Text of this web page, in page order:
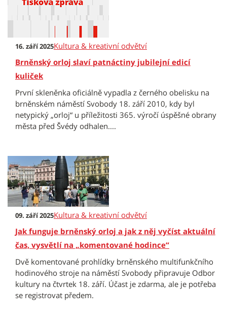
16. září 2025Kultura & kreativní odvětví
Brněnský orloj slaví patnáctiny jubilejní edicí
kuliček
První skleněnka oficiálně vypadla z černého obelisku na
brněnském náměstí Svobody 18. září 2010, kdy byl
netypický „orloj“ u příležitosti 365. výročí úspěšné obrany
města před Švédy odhalen....
09. září 2025Kultura & kreativní odvětví
Jak funguje brněnský orloj a jak z něj vyčíst aktuální
čas, vysvětlí na „komentované hodince“
Dvě komentované prohlídky brněnského multifunkčního
hodinového stroje na náměstí Svobody připravuje Odbor
kultury na čtvrtek 18. září. Účast je zdarma, ale je potřeba
se registrovat předem.